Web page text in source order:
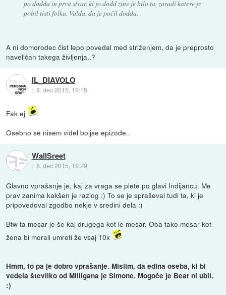
po dodda in prva stvar, ki jo dodd zine je bila ta, zaradi katere je
pobil tisti folka. Valda. da je počil dodda.
A ni domorodec čist lepo povedal med striženjem, da je preprosto
naveličan takega življenja..?
IL_DIAVOLO
::8. dec 2015, 19:15
Fak ej
Osebno se nisem videl boljse epizode..
WallSreet
::8. dec 2015, 19:29
Glavno vprašanje je, kaj za vraga se plete po glavi Indijancu. Me
prav zanima kakšen je razlog :) To se je spraševal tudi ta, ki je
pripovedoval zgodbo nekje v sredini dela :)
Btw ta mesar je še kaj drugega kot le mesar. Oba tako mesar kot
žena bi morali umreti že vsaj 10x
Hmm, to pa je dobro vprašanje. Mislim, da edina oseba, ki bi
vedela številko od Milligana je Simone. Mogoče je Bear ni ubil.
:)